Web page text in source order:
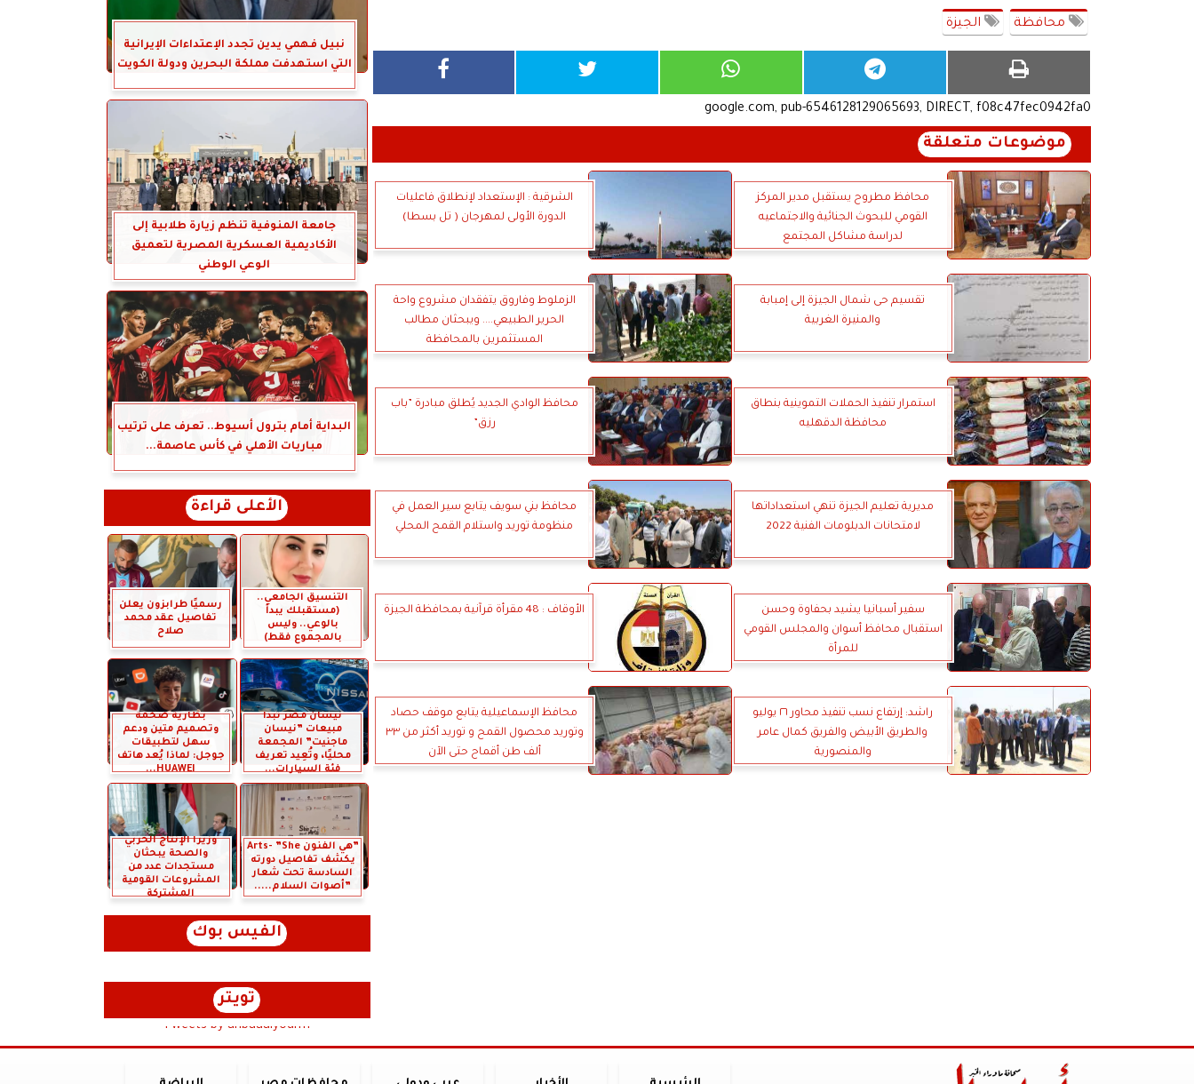
محافظة الجيزة
google.com, pub-6546128129065693, DIRECT, f08c47fec0942fa0
موضوعات متعلقة
محافظ مطروح يستقبل مدير المركز
القومي للبحوث الجنائية والاجتماعيه
لدراسة مشاكل المجتمع
الشرقية : الإستعداد لإنطلاق فاعليات
الدورة الأولى لمهرجان ( تل بسطا)
تقسيم حى شمال الجيزة إلى إمبابة
والمنيرة الغربية
الزملوط وفاروق يتفقدان مشروع واحة
الحرير الطبيعي.... ويبحثان مطالب
المستثمرين بالمحافظة
استمرار تنفيذ الحملات التموينية بنطاق
محافظة الدقهليه
محافظ الوادي الجديد يُطلق مبادرة ”باب
رزق”
مديرية تعليم الجيزة تنهي استعداداتها
لامتحانات الدبلومات الفنية 2022
محافظ بني سويف يتابع سير العمل في
منظومة توريد واستلام القمح المحلي
سفير أسبانيا يشيد بحفاوة وحسن
استقبال محافظ أسوان والمجلس القومي
للمرأة
الأوقاف : 48 مقرأة قرآنية بمحافظة الجيزة
راشد: إرتفاع نسب تنفيذ محاور ٢٦ يوليو
والطريق الأبيض والفريق كمال عامر
والمنصورية
محافظ الإسماعيلية يتابع موقف حصاد
وتوريد محصول القمح و توريد أكثر من ٣٣
ألف طن أقماح حتى الآن
نبيل فهمي يدين تجدد الإعتداءات الإيرانية
التي استهدفت مملكة البحرين ودولة الكويت
جامعة المنوفية تنظم زيارة طلابية إلى
الأكاديمية العسكرية المصرية لتعميق
الوعي الوطني
البداية أمام بترول أسيوط.. تعرف على ترتيب
مباريات الأهلي في كأس عاصمة...
الأعلى قراءة
التنسيق الجامعي..
(مستقبلك يبدأ
بالوعي.. وليس
بالمجموع فقط)
رسميًا طرابزون يعلن
تفاصيل عقد محمد
صلاح
نيسان مصر تبدأ
مبيعات ”نيسان
ماجنيت” المجمعة
محليًا، وتُعِيد تعريف
فئة السيارات...
بطارية ضخمة
وتصميم متين ودعم
سهل لتطبيقات
جوجل: لماذا يُعد هاتف
HUAWEI...
”هي الفنون Arts- ”She
يكشف تفاصيل دورته
السادسة تحت شعار
”أصوات السلام.....
وزيرا الإنتاج الحربي
والصحة يبحثان
مستجدات عدد من
المشروعات القومية
المشتركة
الفيس بوك
تويتر
Tweets by anbaaalyoum1